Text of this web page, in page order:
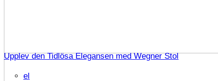
Upplev den Tidlösa Elegansen med Wegner Stol
el